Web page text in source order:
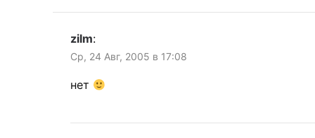
zilm:
Ср, 24 Авг, 2005 в 17:08
нет